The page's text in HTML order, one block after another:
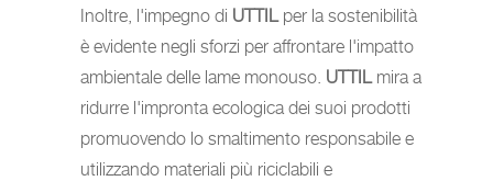
Inoltre, l'impegno di UTTILper la sostenibilità
è evidente negli sforzi per affrontare l'impatto
ambientale delle lame monouso. UTTILmira a
ridurre l'impronta ecologica dei suoi prodotti
promuovendo lo smaltimento responsabile e
utilizzando materiali più riciclabili e